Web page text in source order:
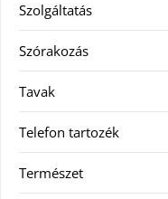
Szolgáltatás
Szórakozás
Tavak
Telefon tartozék
Természet